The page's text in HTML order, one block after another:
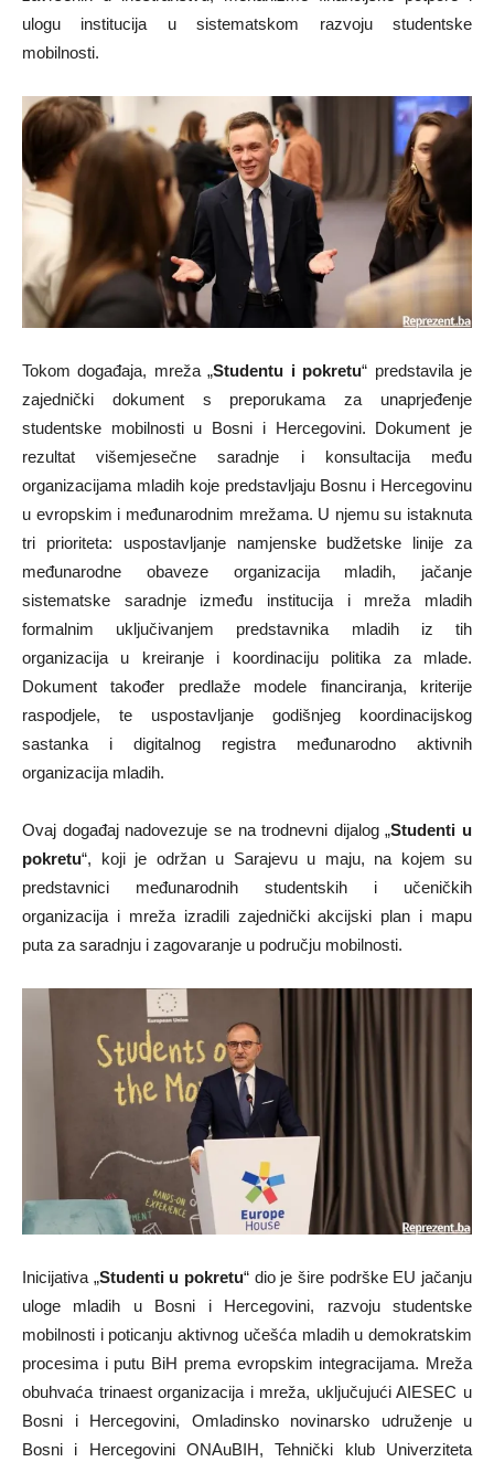
ulogu institucija u sistematskom razvoju studentske
mobilnosti.
Tokom događaja, mreža „Studentu i pokretu“ predstavila je
zajednički dokument s preporukama za unaprjeđenje
studentske mobilnosti u Bosni i Hercegovini. Dokument je
rezultat višemjesečne saradnje i konsultacija među
organizacijama mladih koje predstavljaju Bosnu i Hercegovinu
u evropskim i međunarodnim mrežama. U njemu su istaknuta
tri prioriteta: uspostavljanje namjenske budžetske linije za
međunarodne obaveze organizacija mladih, jačanje
sistematske saradnje između institucija i mreža mladih
formalnim uključivanjem predstavnika mladih iz tih
organizacija u kreiranje i koordinaciju politika za mlade.
Dokument također predlaže modele financiranja, kriterije
raspodjele, te uspostavljanje godišnjeg koordinacijskog
sastanka i digitalnog registra međunarodno aktivnih
organizacija mladih.
Ovaj događaj nadovezuje se na trodnevni dijalog „Studenti u
pokretu“, koji je održan u Sarajevu u maju, na kojem su
predstavnici međunarodnih studentskih i učeničkih
organizacija i mreža izradili zajednički akcijski plan i mapu
puta za saradnju i zagovaranje u području mobilnosti.
Inicijativa „Studenti u pokretu“ dio je šire podrške EU jačanju
uloge mladih u Bosni i Hercegovini, razvoju studentske
mobilnosti i poticanju aktivnog učešća mladih u demokratskim
procesima i putu BiH prema evropskim integracijama. Mreža
obuhvaća trinaest organizacija i mreža, uključujući AIESEC u
Bosni i Hercegovini, Omladinsko novinarsko udruženje u
Bosni i Hercegovini ONAuBIH, Tehnički klub Univerziteta